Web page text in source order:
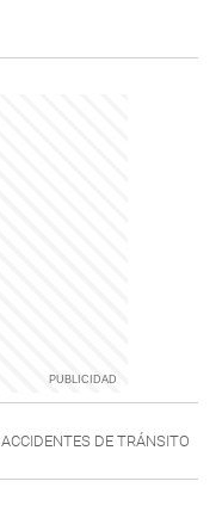
ACCIDENTES DE TRÁNSITO